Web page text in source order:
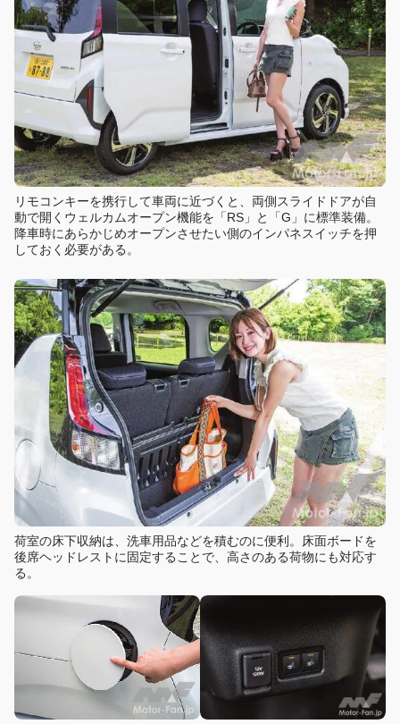
リモコンキーを携行して車両に近づくと、両側スライドドアが自
動で開くウェルカムオープン機能を「RS」と「G」に標準装備。
降車時にあらかじめオープンさせたい側のインパネスイッチを押
しておく必要がある。
荷室の床下収納は、洗車用品などを積むのに便利。床面ボードを
後席ヘッドレストに固定することで、高さのある荷物にも対応す
る。